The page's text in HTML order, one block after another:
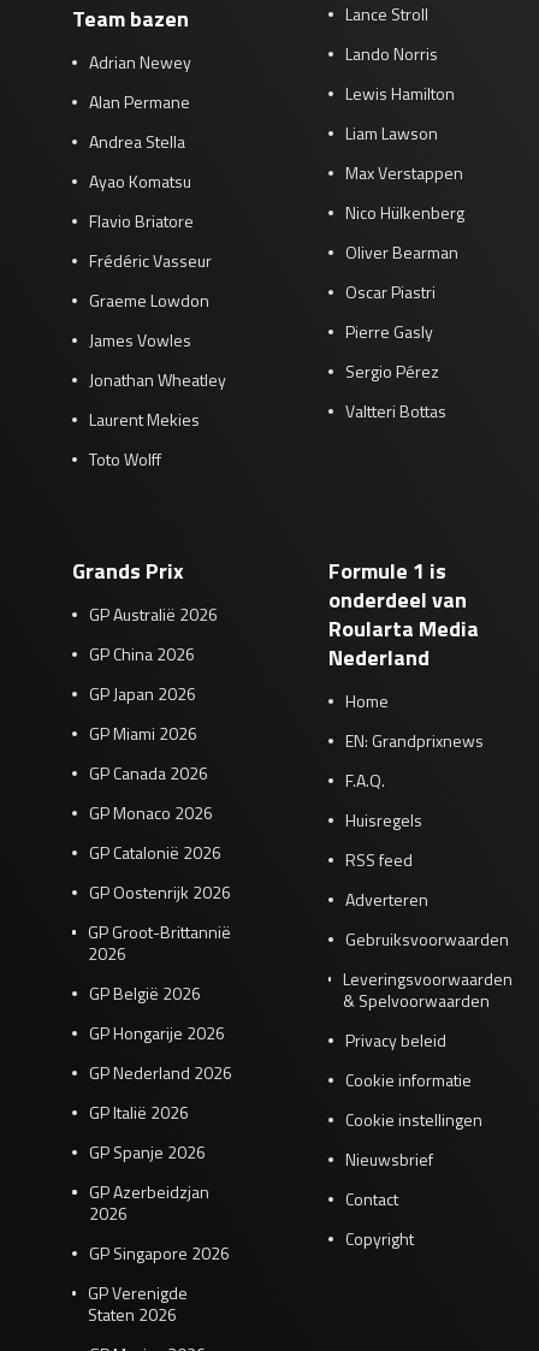
Team bazen
Adrian Newey
Alan Permane
Andrea Stella
Ayao Komatsu
Flavio Briatore
Frédéric Vasseur
Graeme Lowdon
James Vowles
Jonathan Wheatley
Laurent Mekies
Toto Wolff
Lance Stroll
Lando Norris
Lewis Hamilton
Liam Lawson
Max Verstappen
Nico Hülkenberg
Oliver Bearman
Oscar Piastri
Pierre Gasly
Sergio Pérez
Valtteri Bottas
Grands Prix
GP Australië 2026
GP China 2026
GP Japan 2026
GP Miami 2026
GP Canada 2026
GP Monaco 2026
GP Catalonië 2026
GP Oostenrijk 2026
GP Groot-Brittannië
2026
GP België 2026
GP Hongarije 2026
GP Nederland 2026
GP Italië 2026
GP Spanje 2026
GP Azerbeidzjan
2026
GP Singapore 2026
GP Verenigde
Staten 2026
Formule 1 is
onderdeel van
Roularta Media
Nederland
Home
EN: Grandprixnews
F.A.Q.
Huisregels
RSS feed
Adverteren
Gebruiksvoorwaarden
Leveringsvoorwaarden
& Spelvoorwaarden
Privacy beleid
Cookie informatie
Cookie instellingen
Nieuwsbrief
Contact
Copyright